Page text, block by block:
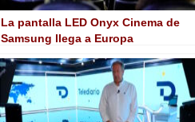
La pantalla LED Onyx Cinema de
Samsung llega a Europa